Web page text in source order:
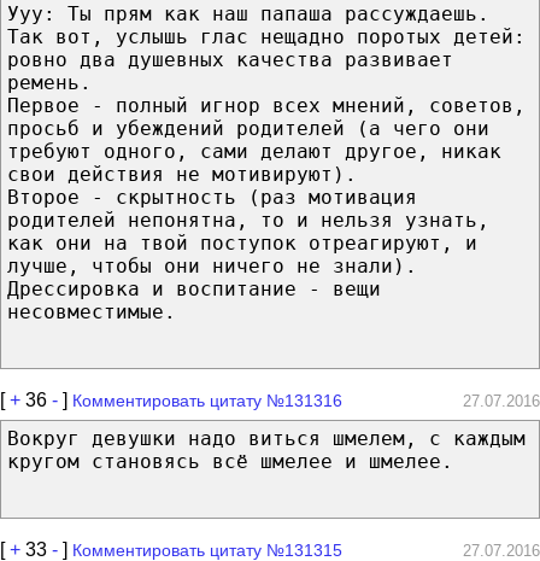
Ууу: Ты прям как наш папаша рассуждаешь.
Так вот, услышь глас нещадно поротых детей:
ровно два душевных качества развивает
ремень.
Первое - полный игнор всех мнений, советов,
просьб и убеждений родителей (а чего они
требуют одного, сами делают другое, никак
свои действия не мотивируют).
Второе - скрытность (раз мотивация
родителей непонятна, то и нельзя узнать,
как они на твой поступок отреагируют, и
лучше, чтобы они ничего не знали).
Дрессировка и воспитание - вещи
несовместимые.
[+ 36 - ] Комментировать цитату №131316 27.07.2016
Вокруг девушки надо виться шмелем, с каждым
кругом становясь всё шмелее и шмелее.
[+ 33 - ] Комментировать цитату №131315 27.07.2016